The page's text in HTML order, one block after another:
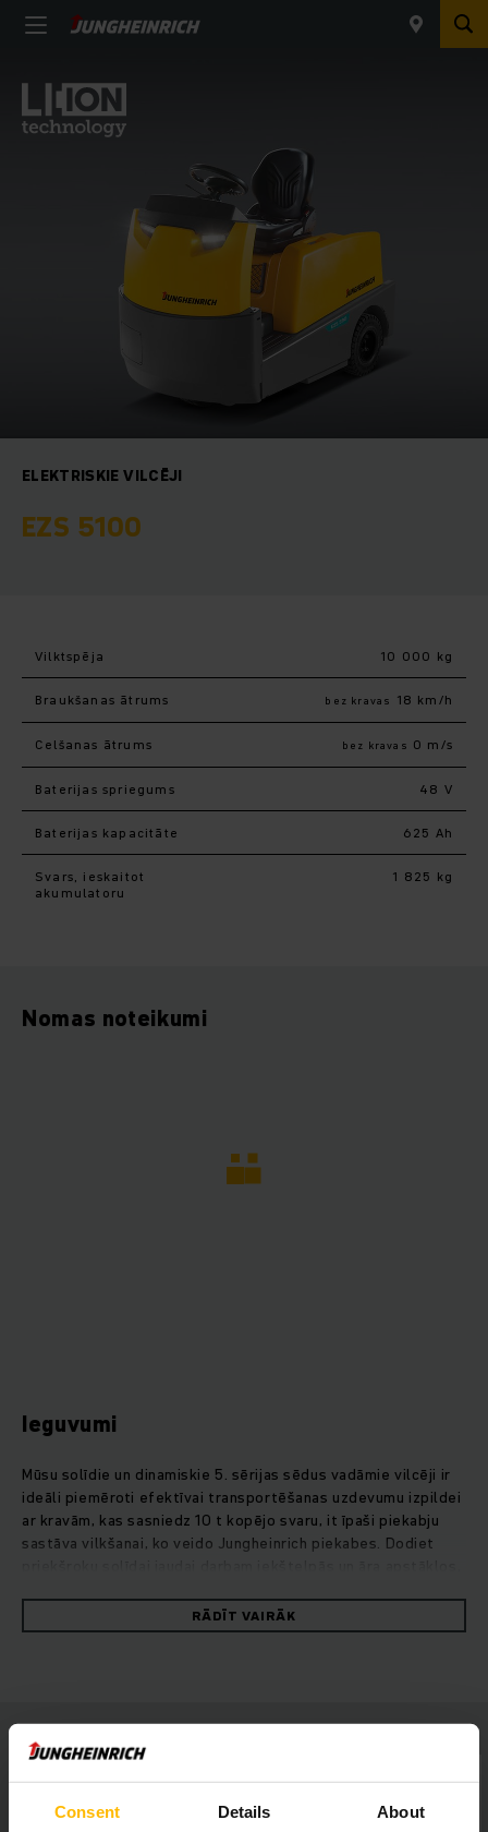
Consent Details About
ELEKTRISKIE VILCĒJI
EZS 5100
Vilktspēja 10 000 kg
Braukšanas ātrums bez kravas 18 km/h
Celšanas ātrums bez kravas 0 m/s
Baterijas spriegums 48 V
Baterijas kapacitāte 625 Ah
Svars, ieskaitot
akumulatoru
1 825 kg
Nomas noteikumi
Ieguvumi
Mūsu solīdie un dinamiskie 5. sērijas sēdus vadāmie vilcēji ir
ideāli piemēroti efektīvai transportēšanas uzdevumu izpildei
ar kravām, kas sasniedz 10 t kopējo svaru, it īpaši piekabju
sastāva vilkšanai, ko veido Jungheinrich piekabes. Dodiet
Jaudīgās un efektīvās piedziņas koncepcijas pamatā ir 48 V
trīsfāzu dzinējs ar strauju paātrinājumu un lielu beigu ātrumu.
komfortablā vadītāja darba vieta nodrošina pietiekami daudz
vietas kājām un viegli aizsniedzamus vadības elementus, kā,
RĀDĪT VAIRĀK